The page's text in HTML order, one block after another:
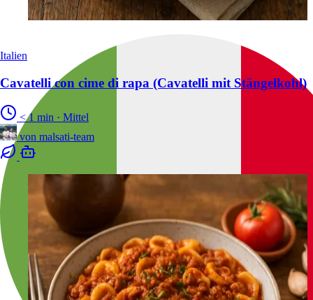
Italien
Cavatelli con cime di rapa (Cavatelli mit Stängelkohl)
< 1 min · Mittel
von malsati-team